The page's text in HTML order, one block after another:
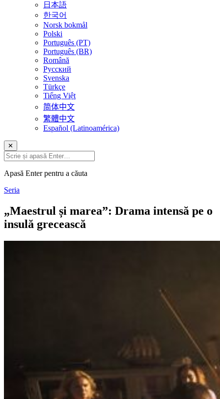
日本語
한국어
Norsk bokmål
Polski
Português (PT)
Português (BR)
Română
Русский
Svenska
Türkçe
Tiếng Việt
简体中文
繁體中文
Español (Latinoamérica)
✕
Apasă Enter pentru a căuta
Seria
„Maestrul și marea”: Drama intensă pe o
insulă grecească